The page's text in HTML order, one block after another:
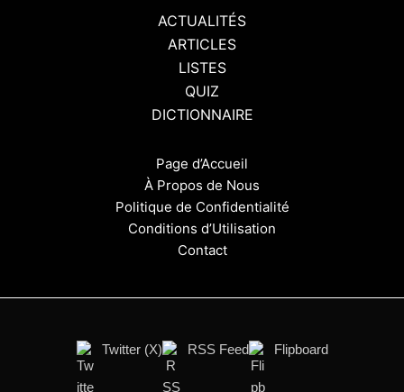
ACTUALITÉS
ARTICLES
LISTES
QUIZ
DICTIONNAIRE
Page d’Accueil
À Propos de Nous
Politique de Confidentialité
Conditions d’Utilisation
Contact
Twitter (X) RSS Feed Flipboard